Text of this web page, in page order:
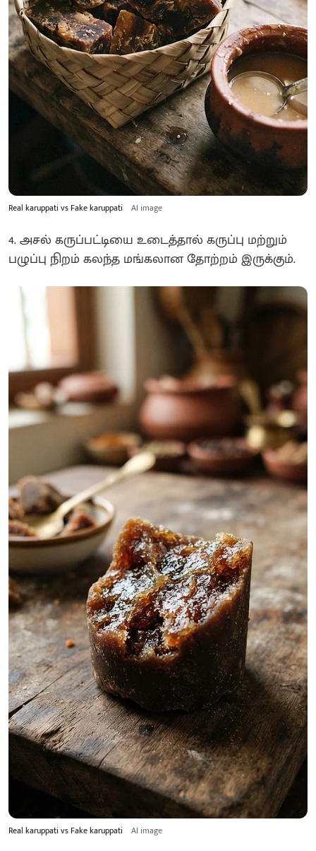
Real karuppati vs Fake karuppati AI image
4. அசல் கருப்பட்டியை உடைத்தால் கருப்பு மற்றும்
பழுப்பு நிறம் கலந்த மங்கலான தோற்றம் இருக்கும்.
Real karuppati vs Fake karuppati AI image